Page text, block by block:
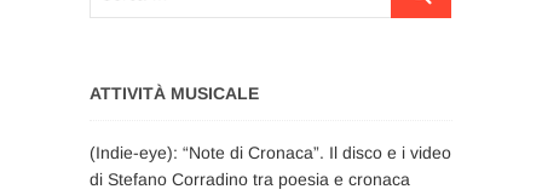
ATTIVITÀ MUSICALE
(Indie-eye): “Note di Cronaca”. Il disco e i video
di Stefano Corradino tra poesia e cronaca